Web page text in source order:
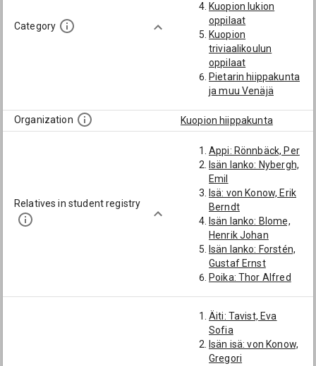
Category
Kuopion lukion
oppilaat
Kuopion
triviaalikoulun
oppilaat
Pietarin hiippakunta
ja muu Venäjä
Yksityistodistukset
Organization Kuopion hiippakunta
Relatives in student registry
Appi: Rönnbäck, Per
Isän lanko: Nybergh,
Emil
Isä: von Konow, Erik
Berndt
Isän lanko: Blome,
Henrik Johan
Isän lanko: Forstén,
Gustaf Ernst
Poika: Thor Alfred
Äiti: Tavist, Eva
Sofia
Isän isä: von Konow,
Gregori